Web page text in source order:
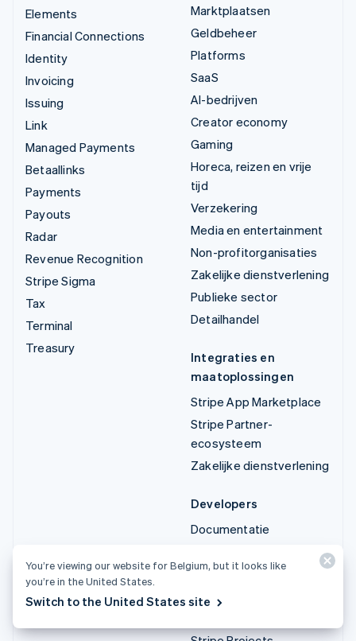
Elements
Financial Connections
Identity
Invoicing
Issuing
Link
Managed Payments
Betaallinks
Payments
Payouts
Radar
Revenue Recognition
Stripe Sigma
Tax
Terminal
Treasury
Marktplaatsen
Geldbeheer
Platforms
SaaS
AI-bedrijven
Creator economy
Gaming
Horeca, reizen en vrije
tijd
Verzekering
Media en entertainment
Non-profitorganisaties
Zakelijke dienstverlening
Publieke sector
Detailhandel
Integraties en
maatoplossingen
Stripe App Marketplace
Stripe Partner-
ecosysteem
Zakelijke dienstverlening
Developers
Documentatie
API-status
API-wijzigingslogboek
You’re viewing our website for Belgium, but it looks like
you’re in the United States.
Switch to the United States site